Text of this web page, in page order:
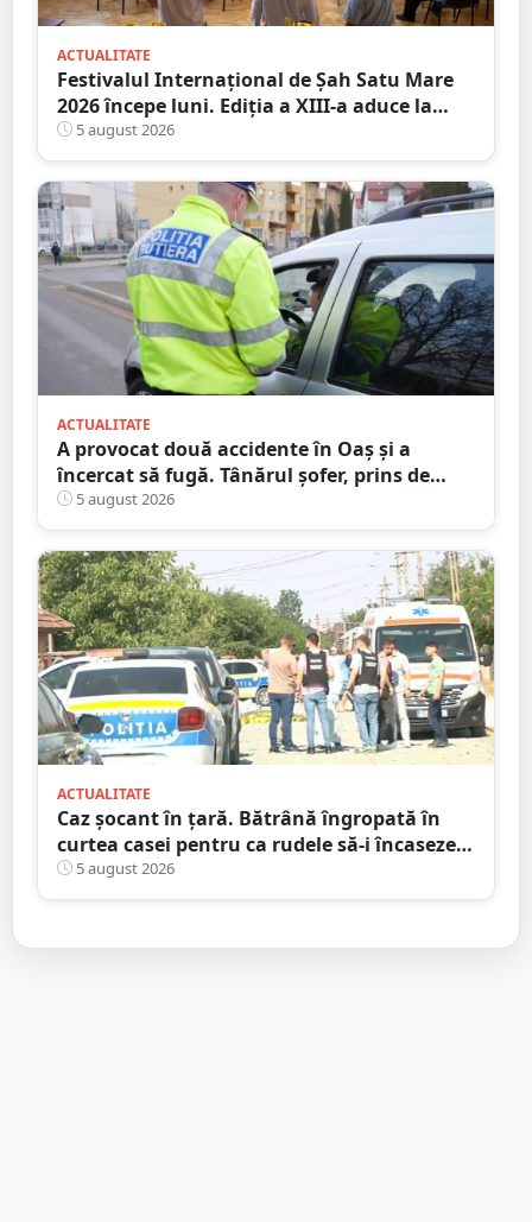
ACTUALITATE
Festivalul Internațional de Șah Satu Mare
2026 începe luni. Ediția a XIII-a aduce la
start peste 120 de participanți și șahiști din
șase țări.
5 august 2026
ACTUALITATE
A provocat două accidente în Oaș și a
încercat să fugă. Tânărul șofer, prins de
polițiștii sătmăreni. Încălcări grave ale
Codului Rutier
5 august 2026
ACTUALITATE
Caz șocant în țară. Bătrână îngropată în
curtea casei pentru ca rudele să-i încaseze
pensia
5 august 2026